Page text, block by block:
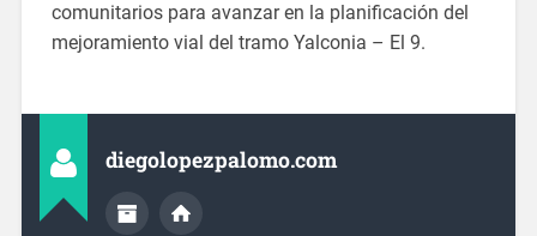
comunitarios para avanzar en la planificación del
mejoramiento vial del tramo Yalconia – El 9.
diegolopezpalomo.com